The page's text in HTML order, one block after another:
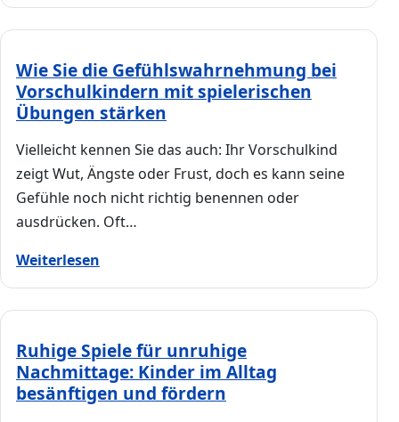
Wie Sie die Gefühlswahrnehmung bei
Vorschulkindern mit spielerischen
Übungen stärken
Vielleicht kennen Sie das auch: Ihr Vorschulkind
zeigt Wut, Ängste oder Frust, doch es kann seine
Gefühle noch nicht richtig benennen oder
ausdrücken. Oft…
Weiterlesen
Ruhige Spiele für unruhige
Nachmittage: Kinder im Alltag
besänftigen und fördern